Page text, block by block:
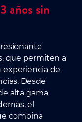
años sin
que permiten a
experiencia de
Desde
alta gama
el
combina